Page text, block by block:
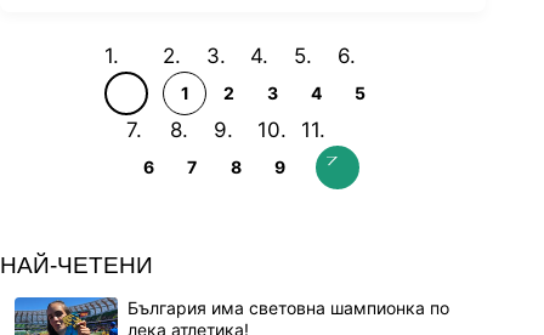
1 2 3 4 5
6 7 8 9
НАЙ-ЧЕТЕНИ
България има световна шампионка по
лека атлетика!